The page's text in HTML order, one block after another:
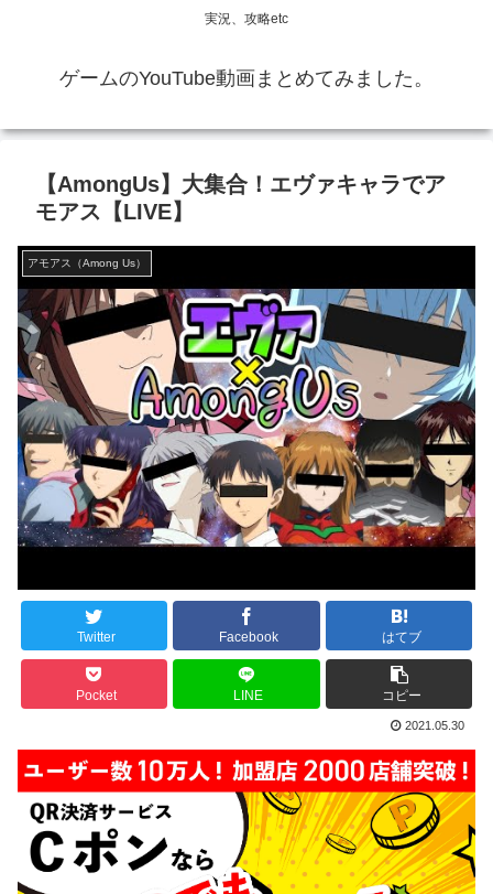
実況、攻略etc
ゲームのYouTube動画まとめてみました。
【AmongUs】大集合！エヴァキャラでア
モアス【LIVE】
アモアス（Among Us）
Twitter Facebook はてブ
Pocket LINE コピー
2021.05.30